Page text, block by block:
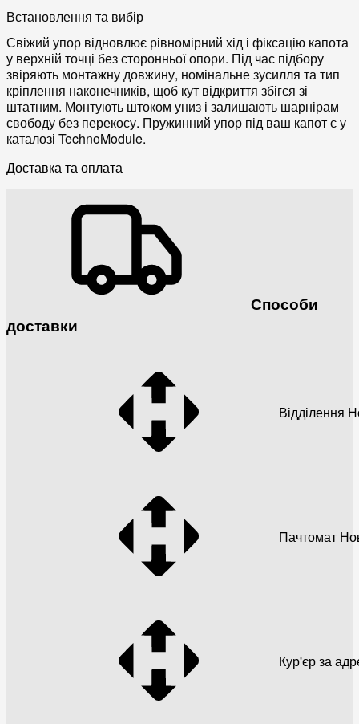
Встановлення та вибір
Свіжий упор відновлює рівномірний хід і фіксацію капота
у верхній точці без сторонньої опори. Під час підбору
звіряють монтажну довжину, номінальне зусилля та тип
кріплення наконечників, щоб кут відкриття збігся зі
штатним. Монтують штоком униз і залишають шарнірам
свободу без перекосу. Пружинний упор під ваш капот є у
каталозі TechnoModule.
Доставка та оплата
Способи
доставки
Відділення
Пачтомат
Кур'єр за